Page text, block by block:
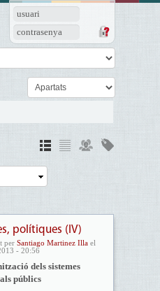
usuari
contrasenya
polítiques (IV)
per Santiago Martinez Illael
- 20:56
dels sistemes
públics